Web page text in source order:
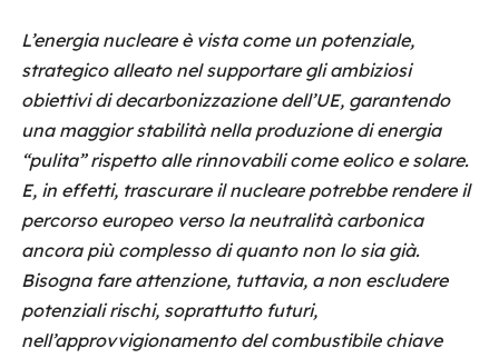
L’energia nucleare è vista come un potenziale,
strategico alleato nel supportare gli ambiziosi
obiettivi di decarbonizzazione dell’UE, garantendo
una maggior stabilità nella produzione di energia
“pulita” rispetto alle rinnovabili come eolico e solare.
E, in effetti, trascurare il nucleare potrebbe rendere il
percorso europeo verso la neutralità carbonica
ancora più complesso di quanto non lo sia già.
Bisogna fare attenzione, tuttavia, a non escludere
potenziali rischi, soprattutto futuri,
nell’approvvigionamento del combustibile chiave